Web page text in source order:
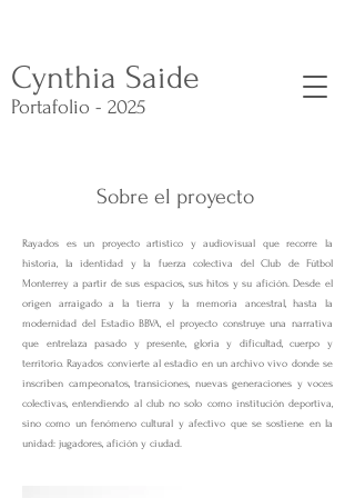
Portafolio - 2025
Cynthia Saide
Sobre el proyecto
Historia completa
Rayados es un proyecto artístico y audiovisual que recorre la
historia, la identidad y la fuerza colectiva del Club de Fútbol
Monterrey a partir de sus espacios, sus hitos y su afición. Desde el
origen arraigado a la tierra y la memoria ancestral, hasta la
modernidad del Estadio BBVA, el proyecto construye una narrativa
que entrelaza pasado y presente, gloria y dificultad, cuerpo y
territorio. Rayados convierte al estadio en un archivo vivo donde se
inscriben campeonatos, transiciones, nuevas generaciones y voces
colectivas, entendiendo al club no solo como institución deportiva,
sino como un fenómeno cultural y afectivo que se sostiene en la
unidad: jugadores, afición y ciudad.